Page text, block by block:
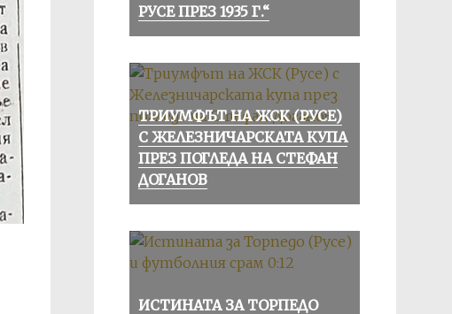
РУСЕ ПРЕЗ 1935 Г.“
ТРИУМФЪТ НА ЖСК (РУСЕ)
С ЖЕЛЕЗНИЧАРСКАТА КУПА
ПРЕЗ ПОГЛЕДА НА СТЕФАН
ДОГАНОВ
ИСТИНАТА ЗА ТОРПЕДО